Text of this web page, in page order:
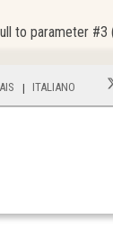
to parameter
ITALIANO